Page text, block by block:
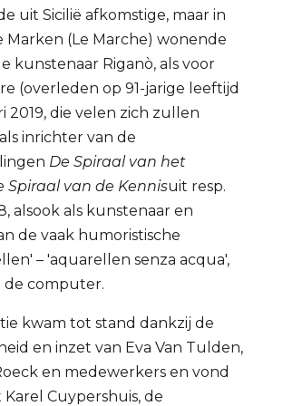
uit Sicilië afkomstige, maar in
Marken (Le Marche) wonende
kunstenaar Riganò, als voor
(overleden op 91-jarige leeftijd
2019, die velen zich zullen
inrichter van de
De Spiraal van het
Spiraal van de Kennisuit resp.
alsook als kunstenaar en
de vaak humoristische
– 'aquarellen senza acqua',
de computer.
kwam tot stand dankzij de
en inzet van Eva Van Tulden,
en medewerkers en vond
Cuypershuis, de